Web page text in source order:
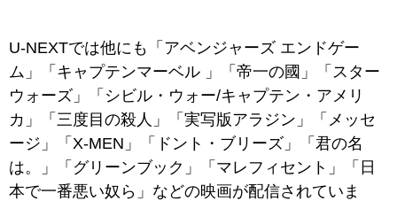
U-NEXTでは他にも「アベンジャーズ エンドゲー
ム」「キャプテンマーベル 」「帝一の國」「スター
ウォーズ」「シビル・ウォー/キャプテン・アメリ
カ」「三度目の殺人」「実写版アラジン」「メッセ
ージ」「X-MEN」「ドント・ブリーズ」「君の名
は。」「グリーンブック」「マレフィセント」「日
本で一番悪い奴ら」などの映画が配信されていま